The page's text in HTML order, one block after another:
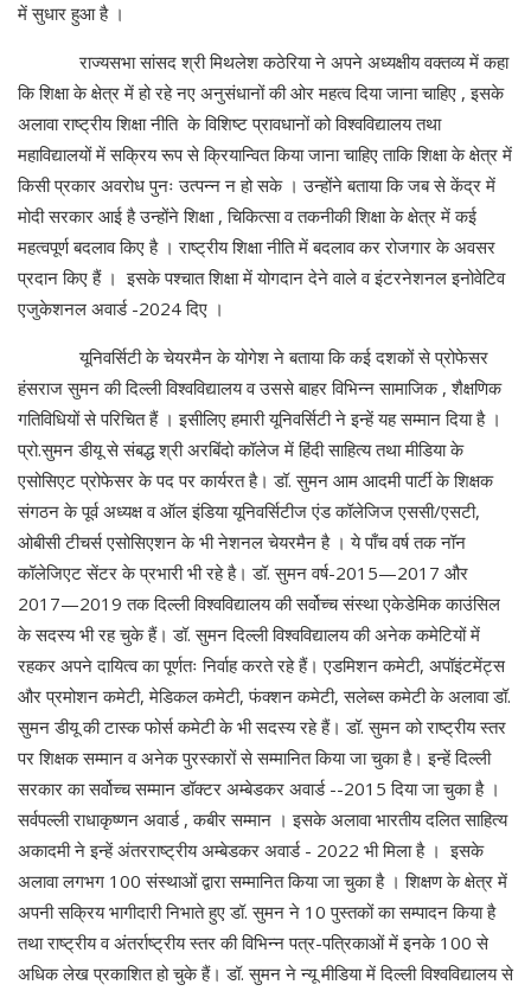
में सुधार हुआ है ।
राज्यसभा सांसद श्री मिथलेश कठेरिया ने अपने अध्यक्षीय वक्तव्य में कहा
कि शिक्षा के क्षेत्र में हो रहे नए अनुसंधानों की ओर महत्व दिया जाना चाहिए , इसके
अलावा राष्ट्रीय शिक्षा नीति के विशिष्ट प्रावधानों को विश्वविद्यालय तथा
महाविद्यालयों में सक्रिय रूप से क्रियान्वित किया जाना चाहिए ताकि शिक्षा के क्षेत्र में
किसी प्रकार अवरोध पुनः उत्पन्न न हो सके । उन्होंने बताया कि जब से केंद्र में
मोदी सरकार आई है उन्होंने शिक्षा , चिकित्सा व तकनीकी शिक्षा के क्षेत्र में कई
महत्वपूर्ण बदलाव किए है । राष्ट्रीय शिक्षा नीति में बदलाव कर रोजगार के अवसर
प्रदान किए हैं । इसके पश्चात शिक्षा में योगदान देने वाले व इंटरनेशनल इनोवेटिव
एजुकेशनल अवार्ड -2024 दिए ।
यूनिवर्सिटी के चेयरमैन के योगेश ने बताया कि कई दशकों से प्रोफेसर
हंसराज सुमन की दिल्ली विश्वविद्यालय व उससे बाहर विभिन्न सामाजिक , शैक्षणिक
गतिविधियों से परिचित हैं । इसीलिए हमारी यूनिवर्सिटी ने इन्हें यह सम्मान दिया है ।
प्रो.सुमन डीयू से संबद्ध श्री अरबिंदो कॉलेज में हिंदी साहित्य तथा मीडिया के
एसोसिएट प्रोफेसर के पद पर कार्यरत है। डॉ. सुमन आम आदमी पार्टी के शिक्षक
संगठन के पूर्व अध्यक्ष व ऑल इंडिया यूनिवर्सिटीज एंड कॉलेजिज एससी/एसटी,
ओबीसी टीचर्स एसोसिएशन के भी नेशनल चेयरमैन है । ये पाँच वर्ष तक नॉन
कॉलेजिएट सेंटर के प्रभारी भी रहे है। डॉ. सुमन वर्ष-2015—2017 और
2017—2019 तक दिल्ली विश्वविद्यालय की सर्वोच्च संस्था एकेडेमिक काउंसिल
के सदस्य भी रह चुके हैं। डॉ. सुमन दिल्ली विश्वविद्यालय की अनेक कमेटियों में
रहकर अपने दायित्व का पूर्णतः निर्वाह करते रहे हैं। एडमिशन कमेटी, अपॉइंटमेंट्स
और प्रमोशन कमेटी, मेडिकल कमेटी, फंक्शन कमेटी, सलेब्स कमेटी के अलावा डॉ.
सुमन डीयू की टास्क फोर्स कमेटी के भी सदस्य रहे हैं। डॉ. सुमन को राष्ट्रीय स्तर
पर शिक्षक सम्मान व अनेक पुरस्कारों से सम्मानित किया जा चुका है। इन्हें दिल्ली
सरकार का सर्वोच्च सम्मान डॉक्टर अम्बेडकर अवार्ड --2015 दिया जा चुका है ।
सर्वपल्ली राधाकृष्णन अवार्ड , कबीर सम्मान । इसके अलावा भारतीय दलित साहित्य
अकादमी ने इन्हें अंतरराष्ट्रीय अम्बेडकर अवार्ड - 2022 भी मिला है । इसके
अलावा लगभग 100 संस्थाओं द्वारा सम्मानित किया जा चुका है । शिक्षण के क्षेत्र में
अपनी सक्रिय भागीदारी निभाते हुए डॉ. सुमन ने 10 पुस्तकों का सम्पादन किया है
तथा राष्ट्रीय व अंतर्राष्ट्रीय स्तर की विभिन्न पत्र-पत्रिकाओं में इनके 100 से
अधिक लेख प्रकाशित हो चुके हैं। डॉ. सुमन ने न्यू मीडिया में दिल्ली विश्वविद्यालय से